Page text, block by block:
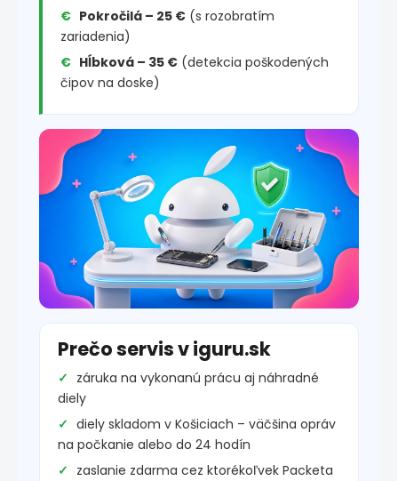
Pokročilá – 25 € (s rozobratím
zariadenia)
Hĺbková – 35 € (detekcia poškodených
čipov na doske)
Prečo servis v iguru.sk
záruka na vykonanú prácu aj náhradné
diely
diely skladom v Košiciach – väčšina opráv
na počkanie alebo do 24 hodín
zaslanie zdarma cez ktorékoľvek Packeta